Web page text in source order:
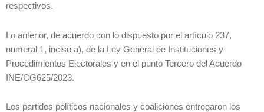
respectivos.
Lo anterior, de acuerdo con lo dispuesto por el artículo 237,
numeral 1, inciso a), de la Ley General de Instituciones y
Procedimientos Electorales y en el punto Tercero del Acuerdo
INE/CG625/2023.
Los partidos políticos nacionales y coaliciones entregaron los